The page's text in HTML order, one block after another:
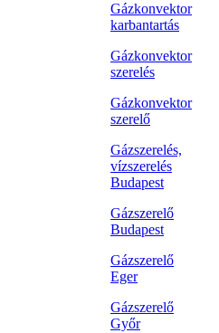
Gázkonvektor
karbantartás
Gázkonvektor
szerelés
Gázkonvektor
szerelő
Gázszerelés,
vízszerelés
Budapest
Gázszerelő
Budapest
Gázszerelő
Eger
Gázszerelő
Győr